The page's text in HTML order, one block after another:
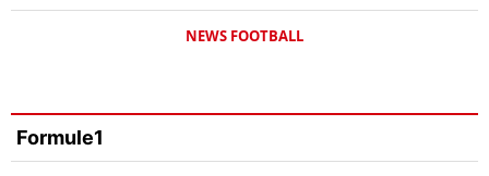
NEWS FOOTBALL
Formule1